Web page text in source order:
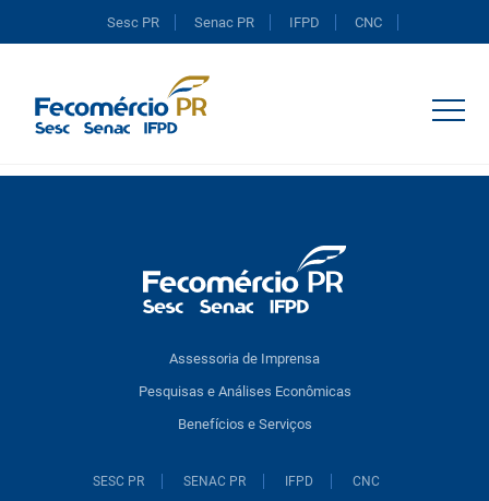
Sesc PR Senac PR IFPD CNC
Assessoria de Imprensa
Pesquisas e Análises Econômicas
Benefícios e Serviços
SESC PR SENAC PR IFPD CNC